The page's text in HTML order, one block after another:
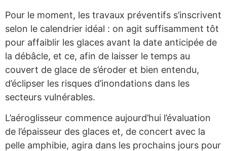
Pour le moment, les travaux préventifs s’inscrivent
selon le calendrier idéal : on agit suffisamment tôt
pour affaiblir les glaces avant la date anticipée de
la débâcle, et ce, afin de laisser le temps au
couvert de glace de s’éroder et bien entendu,
d’éclipser les risques d’inondations dans les
secteurs vulnérables.
L’aéroglisseur commence aujourd’hui l’évaluation
de l’épaisseur des glaces et, de concert avec la
pelle amphibie, agira dans les prochains jours pour